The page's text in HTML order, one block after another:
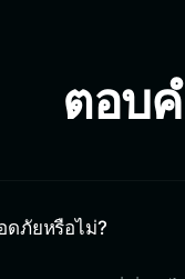
ตอบ
ดภัยหรือไม่?